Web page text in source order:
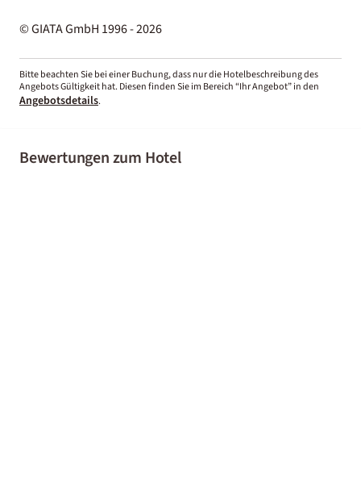
© GIATA GmbH 1996 - 2026
Bitte beachten Sie bei einer Buchung, dass nur die Hotelbeschreibung des
Angebots Gültigkeit hat. Diesen finden Sie im Bereich “Ihr Angebot” in den
Angebotsdetails.
Bewertungen zum Hotel